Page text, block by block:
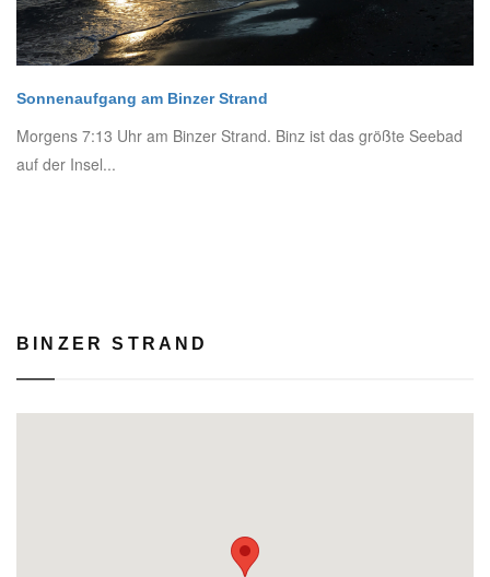
Sonnenaufgang am Binzer Strand
Morgens 7:13 Uhr am Binzer Strand. Binz ist das größte Seebad
auf der Insel...
BINZER STRAND